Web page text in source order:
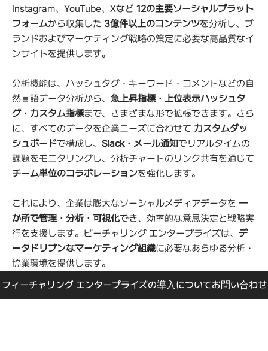
Instagram、YouTube、Xなど 12の主要ソーシャルプラット
フォームから収集した 3億件以上のコンテンツを分析し、ブ
ランドおよびマーケティング戦略の策定に必要な高品質なイ
ンサイトを提供します。
分析機能は、ハッシュタグ・キーワード・コメントなどの自
然言語データ分析から、 急上昇指標・上位表示ハッシュタ
グ・カスタム指標まで、さまざまな形で拡張できます。さら
に、すべてのデータを企業ニーズに合わせて カスタムダッ
シュボードで構成し、 Slack・メール通知でリアルタイムの
チーム単位のコラボレーションを強化します。
これにより、企業は膨大なソーシャルメディアデータを 一
か所で管理・分析・可視化でき、効率的な意思決定と戦略実
行を支援します。ピーチャリング エンタープライズは、 デ
ータドリブンなマーケティング組織に必要なあらゆる分析・
協業環境を提供します。
フィーチャリング エンタープライズの導入についてお問い合わせ